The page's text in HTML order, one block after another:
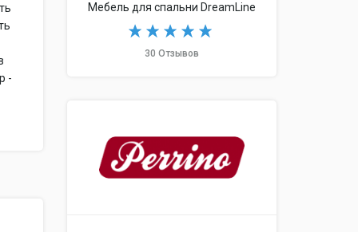
-
Мебель для спальни DreamLine
30 Отзывов